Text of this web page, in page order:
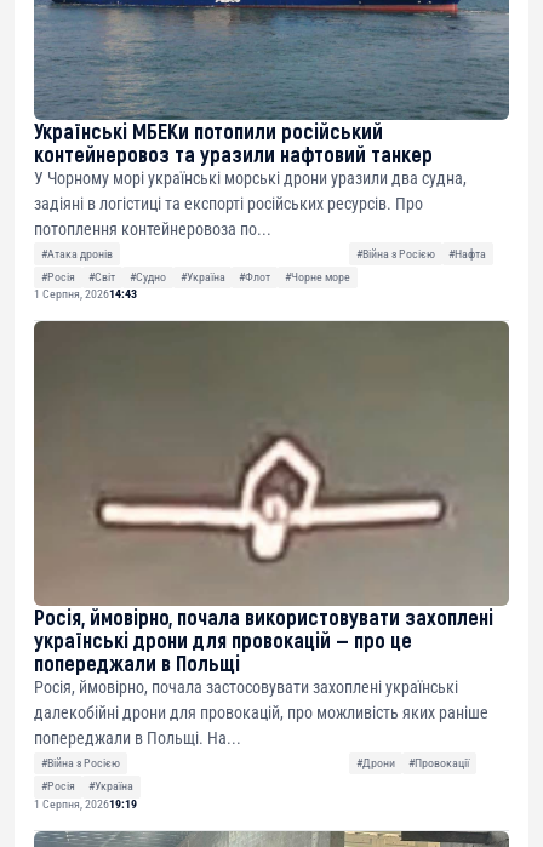
Українські МБЕКи потопили російський
контейнеровоз та уразили нафтовий танкер
У Чорному морі українські морські дрони уразили два судна,
задіяні в логістиці та експорті російських ресурсів. Про
потоплення контейнеровоза по...
#Атака дронів #Війна з Росією
#Нафта
#Росія
#Світ #Судно #Україна #Флот
#Чорне море
1 Серпня, 202614:43
Росія, ймовірно, почала використовувати захоплені
українські дрони для провокацій — про це
попереджали в Польщі
Росія, ймовірно, почала застосовувати захоплені українські
далекобійні дрони для провокацій, про можливість яких раніше
попереджали в Польщі. На...
#Війна з Росією #Дрони
#Провокації
#Росія
#Україна
1 Серпня, 202619:19